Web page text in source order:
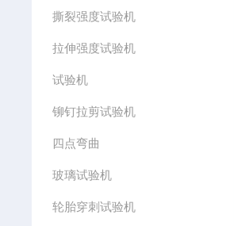
撕裂强度试验机
拉伸强度试验机
试验机
铆钉拉剪试验机
四点弯曲
玻璃试验机
轮胎穿刺试验机